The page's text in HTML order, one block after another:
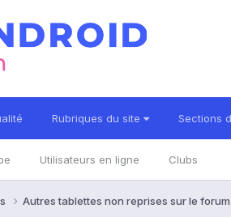
Rubriques du site Sections
Utilisateurs en ligne Clubs
Autres tablettes non reprises sur le forum